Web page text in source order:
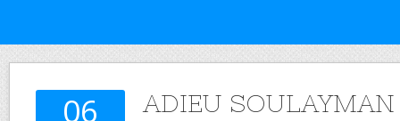
06
ADIEU